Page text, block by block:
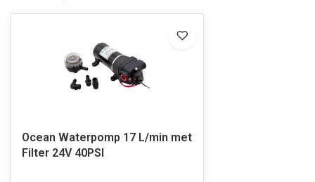
Ocean Waterpomp 17 L/min met
Filter 24V 40PSI